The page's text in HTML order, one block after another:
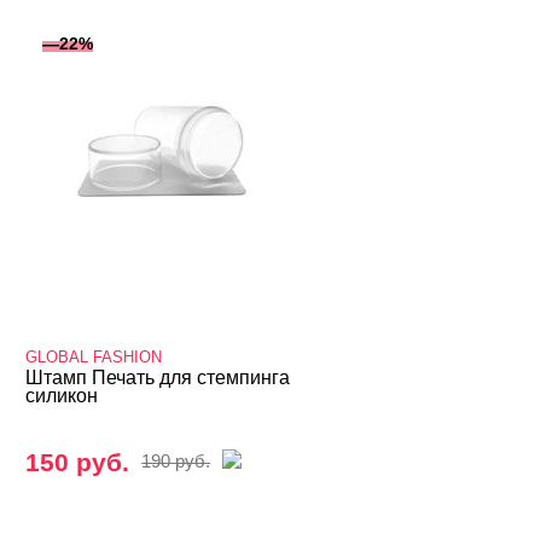
—22%
GLOBAL FASHION
Штамп Печать для стемпинга
силикон
150 руб. 190 руб.